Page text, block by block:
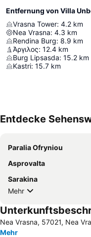
Entfernung von Villa
Vrasna Tower: 4.2 km
Nea Vrasna: 4.3 km
Rendina Burg: 8.9 km
Άργιλος: 12.4 km
Burg Lipsasda: 15.2 km
Kastri: 15.7 km
Entdecke
Paralia Ofryniou
Asprovalta
Sarakina
Mehr
Nea Vrasna, 57021, Nea
Mehr